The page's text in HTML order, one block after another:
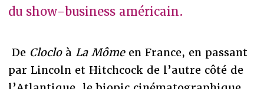
du show-business américain.
De Clocloà La Mômeen France, en passant
par Lincoln et Hitchcock de l’autre côté de